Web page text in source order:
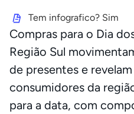
Tem infografico? Sim
Compras para o Dia
Região Sul
de presentes e
consumidores da
para a data, com